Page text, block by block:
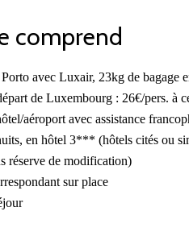
comprend
avec Luxair, 23kg de bagage
de Luxembourg : 26€/pers. à
aéroport avec assistance
en hôtel 3*** (hôtels cités ou
réserve de modification)
sur place